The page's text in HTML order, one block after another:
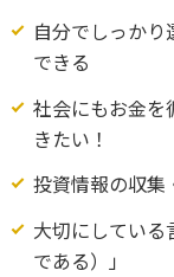
自分でしっか
できる
社会にもお金を
きたい！
投資情報の収集
大切にしてい
である）」